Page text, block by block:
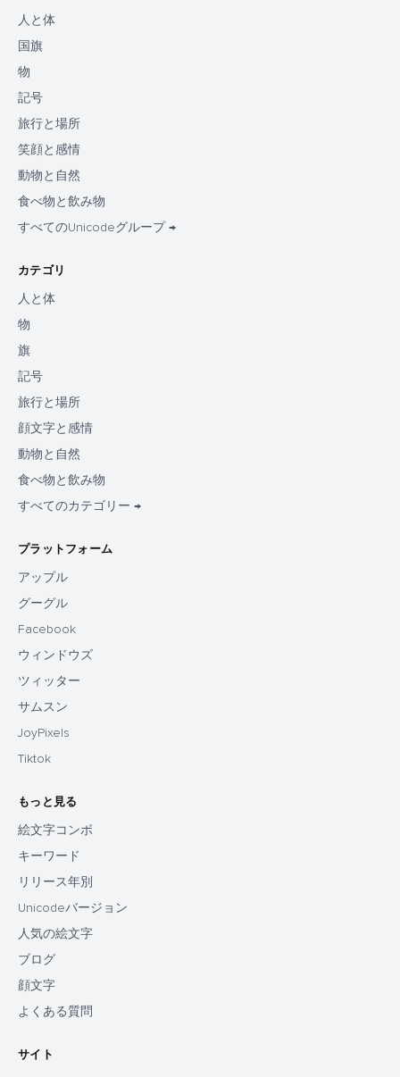
人と体
国旗
物
記号
旅行と場所
笑顔と感情
動物と自然
食べ物と飲み物
すべてのUnicodeグループ →
カテゴリ
人と体
物
旗
記号
旅行と場所
顔文字と感情
動物と自然
食べ物と飲み物
すべてのカテゴリー →
プラットフォーム
アップル
グーグル
Facebook
ウィンドウズ
ツィッター
サムスン
JoyPixels
Tiktok
もっと見る
絵文字コンボ
キーワード
リリース年別
Unicodeバージョン
人気の絵文字
ブログ
顔文字
よくある質問
サイト